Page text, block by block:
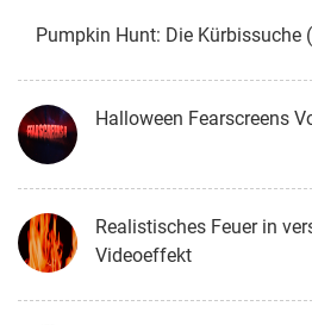
Pumpkin Hunt: Die Kürbissuche
Halloween Fearscreens
Realistisches Feuer in
Videoeffekt